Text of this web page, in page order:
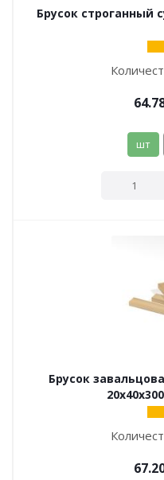
Брусок строганный
шт
Брусок